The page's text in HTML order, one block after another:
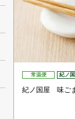
常温便 紀ノ
紀ノ国屋 味ご